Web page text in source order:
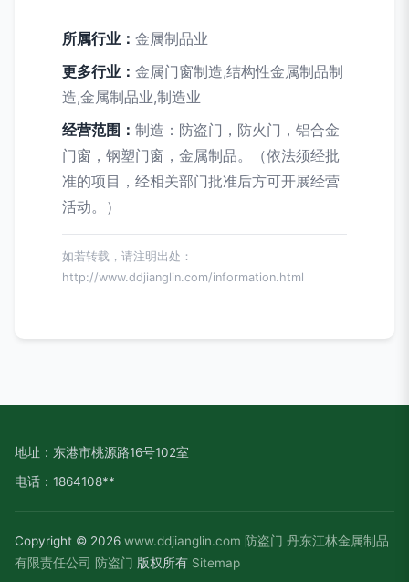
所属行业： 金属制品业
更多行业： 金属门窗制造,结构性金属制品制
造,金属制品业,制造业
经营范围： 制造：防盗门，防火门，铝合金
门窗，钢塑门窗，金属制品。（依法须经批
准的项目，经相关部门批准后方可开展经营
活动。）
如若转载，请注明出处：
http://www.ddjianglin.com/information.html
地址：东港市桃源路16号102室
电话：1864108**
Copyright © 2026 www.ddjianglin.com 防盗门 丹东江林金属制品
有限责任公司 防盗门 版权所有 Sitemap